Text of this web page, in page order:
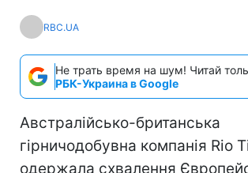
RBC.UA
Не трать время на шум! Читай
РБК-Украина в Google
Австралійсько-британська
гірничодобувна компанія Rio
одержала схвалення